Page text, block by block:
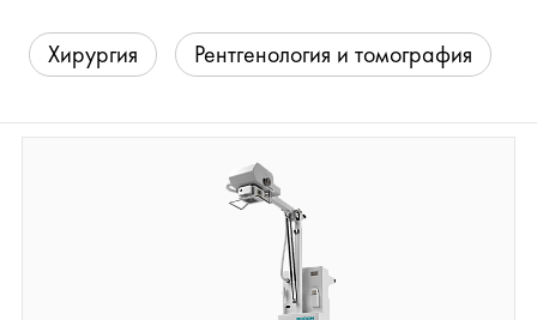
Хирургия Рентгенология и томография